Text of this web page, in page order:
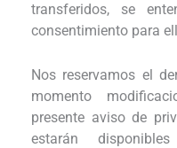
transferidos, se
consentimiento para
Nos reservamos el
momento
presente aviso de
estarán